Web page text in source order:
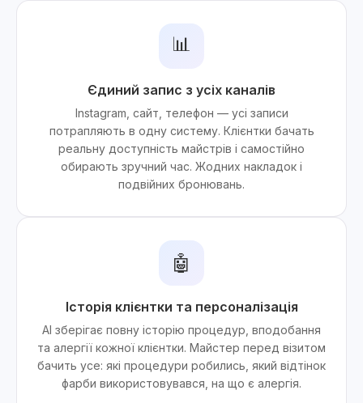
📊
Єдиний запис з усіх каналів
Instagram, сайт, телефон — усі записи
потрапляють в одну систему. Клієнтки бачать
реальну доступність майстрів і самостійно
обирають зручний час. Жодних накладок і
подвійних бронювань.
🤖
Історія клієнтки та персоналізація
AI зберігає повну історію процедур, вподобання
та алергії кожної клієнтки. Майстер перед візитом
бачить усе: які процедури робились, який відтінок
фарби використовувався, на що є алергія.